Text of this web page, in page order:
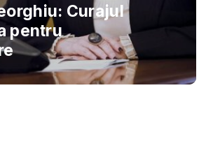
Curajul
pentru